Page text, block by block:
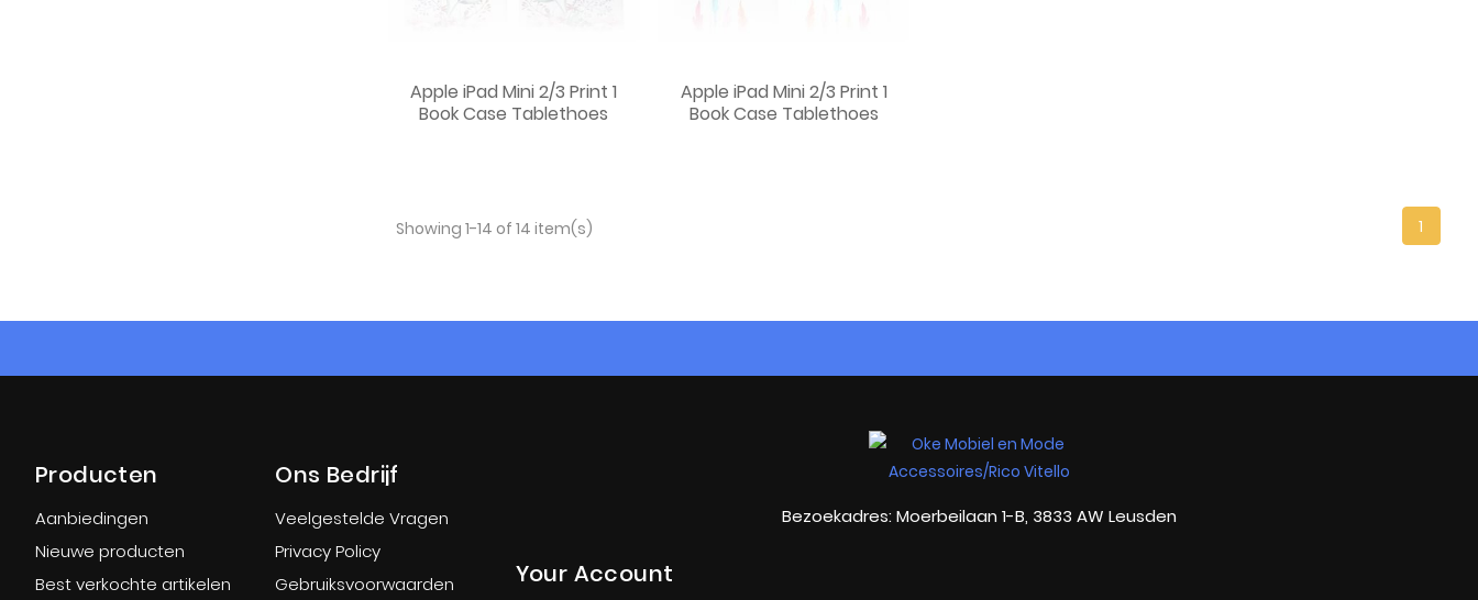
Apple iPad Mini 2/3 Print 1
Book Case Tablethoes
Apple iPad Mini 2/3 Print 1
Book Case Tablethoes
Showing 1-14 of 14 item(s) 1
Producten
Aanbiedingen
Nieuwe producten
Best verkochte artikelen
Ons Bedrijf
Veelgestelde Vragen
Privacy Policy
Gebruiksvoorwaarden
Bezoekadres: Moerbeilaan 1-B, 3833 AW Leusden
Your Account